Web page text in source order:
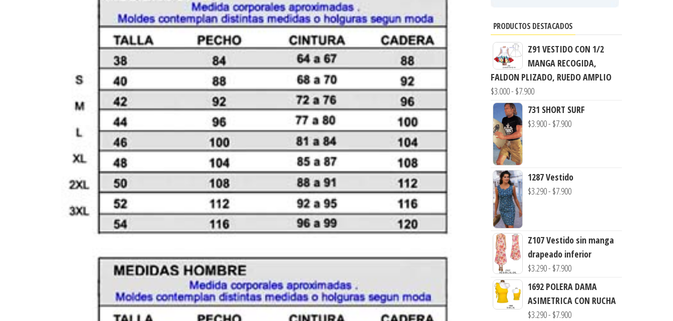
PRODUCTOS DESTACADOS
Z91 VESTIDO CON 1/2
MANGA RECOGIDA,
FALDON PLIZADO, RUEDO AMPLIO
$3.000- $7.900Rango
de
precios:
$7.900
731 SHORT SURF
$3.900- $7.900Rango
$3.900
hasta
1287 Vestido
$3.290- $7.900Rango
$3.290
hasta
$7.900
Z107 Vestido sin manga
drapeado inferior
$3.290- $7.900Rango
de
precios:
desde
1692 POLERA DAMA
ASIMETRICA CON RUCHA
$3.290- $7.900Rango